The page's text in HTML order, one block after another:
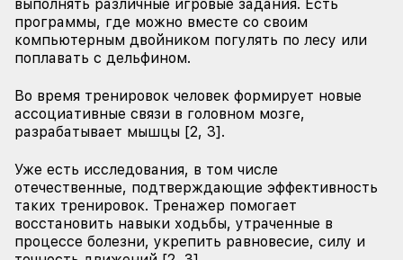
выполнять различные игровые задания. Есть
программы, где можно вместе со своим
компьютерным двойником погулять по лесу или
поплавать с дельфином.
Во время тренировок человек формирует новые
ассоциативные связи в головном мозге,
разрабатывает мышцы [2, 3].
Уже есть исследования, в том числе
отечественные, подтверждающие эффективность
таких тренировок. Тренажер помогает
восстановить навыки ходьбы, утраченные в
процессе болезни, укрепить равновесие, силу и